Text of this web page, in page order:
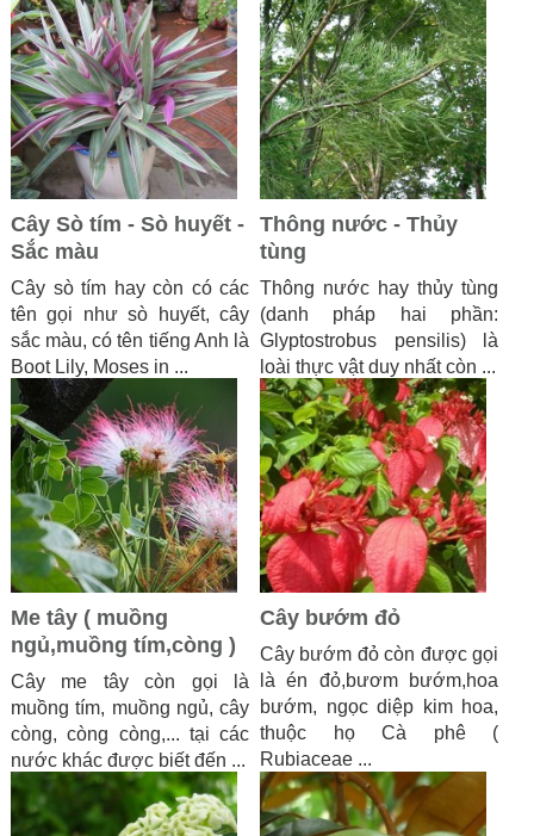
Cây Sò tím - Sò huyết -
Sắc màu
Cây sò tím hay còn có các
tên gọi như sò huyết, cây
sắc màu, có tên tiếng Anh là
Boot Lily, Moses in ...
Thông nước - Thủy
tùng
Thông nước hay thủy tùng
(danh pháp hai phần:
Glyptostrobus pensilis) là
loài thực vật duy nhất còn ...
Me tây ( muồng
ngủ,muồng tím,còng )
Cây me tây còn gọi là
muồng tím, muồng ngủ, cây
còng, còng còng,... tại các
nước khác được biết đến ...
Cây bướm đỏ
Cây bướm đỏ còn được gọi
là én đỏ,bươm bướm,hoa
bướm, ngọc diệp kim hoa,
thuộc họ Cà phê (
Rubiaceae ...